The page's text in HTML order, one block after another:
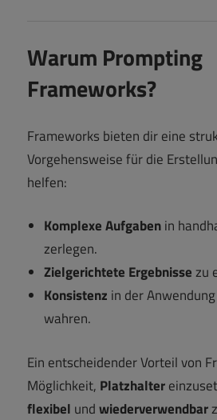
Warum Prompting
Frameworks?
Frameworks bieten dir eine
Vorgehensweise für die
helfen:
Komplexe Aufgabenin
zerlegen.
Zielgerichtete Ergebnissezu
Konsistenz in der
wahren.
Ein entscheidender Vorteil von
Möglichkeit, Platzhalter
flexibel undwiederverwendbar